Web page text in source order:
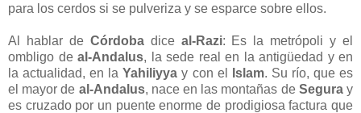
para los cerdos si se pulveriza y se esparce sobre ellos.
Al hablar de Córdobadice al-Razi: Es la metrópoli y el
ombligo de al-Andalus, la sede real en la antigüedad y en
la actualidad, en laYahiliyya y con el Islam. Su río, que es
el mayor de al-Andalus, nace en las montañas de Seguray
es cruzado por un puente enorme de prodigiosa factura que